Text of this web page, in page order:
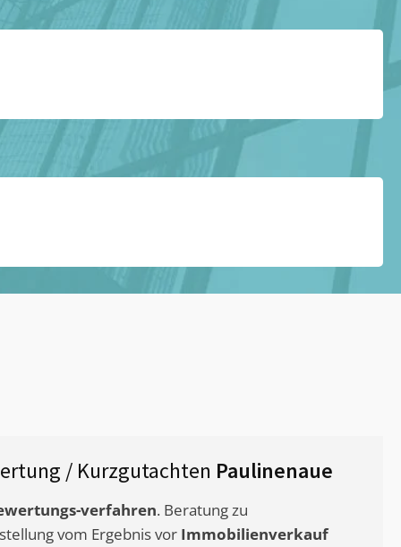
/ Kurzgutachten Paulinenaue
verfahren. Beratung zu
vom Ergebnis vor Immobilienverkauf